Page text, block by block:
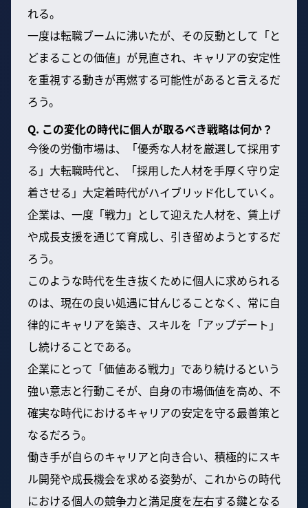
れる。
一度は転職ブームに沸いたが、その反動として「と
どまることの価値」が見直され、キャリアの安定性
を重視する動きが再燃する可能性があると言えるだ
ろう。
Q. この変化の時代に個人が取るべき戦略は何か？
今後の労働市場は、「優秀な人材を厳選して採用す
る」大転職時代と、「採用した人材を手厚く守り定
着させる」大定着時代がハイブリッド化していく。
企業は、一度「戦力」として迎えた人材を、賃上げ
や成長支援を通じて育成し、引き留めようとするだ
ろう。
このような時代を生き抜くために個人に求められる
のは、現在の良い処遇に甘んじることなく、常に自
律的にキャリアを築き、スキルを「アップデート」
し続けることである。
企業にとって「価値ある戦力」であり続けるという
強い意志と行動こそが、自身の市場価値を高め、不
確実な時代におけるキャリアの安定を守る最善策と
なるだろう。
働き手が自らのキャリアと向き合い、積極的にスキ
ル開発や成長機会を求める姿勢が、これからの時代
における個人の競争力と満足度を左右する鍵となる